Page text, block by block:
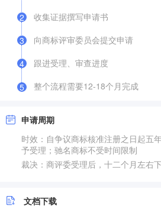
2
收集证据撰写申请书
3
向商标评审委员会提交申请
4
跟进受理、审查进度
5 整个流程需要12-18个月完成
申请周期
时效：自争议商标核准注册之日起五
予受理；驰名商标不受时间限制
裁决：商评委受理后，十二个月左右
文档下载